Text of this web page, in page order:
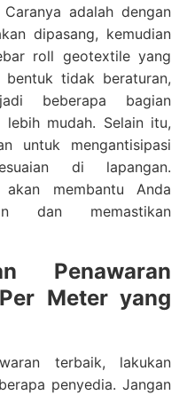
adalah dengan
dipasang, kemudian
roll geotextile yang
tidak beraturan,
beberapa bagian
lebih mudah. Selain itu,
untuk mengantisipasi
di lapangan.
membantu Anda
dan memastikan
Penawaran
Meter yang
terbaik, lakukan
penyedia. Jangan